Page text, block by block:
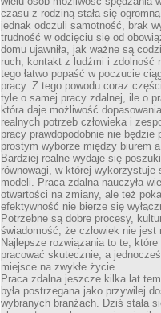
czasu z rodziną stała się
jednak odczuli samotność, brak
trudność w odcięciu się od
domu ujawniła, jak ważne są
ruch, kontakt z ludźmi i zdolność
tego łatwo popaść w poczucie
pracy. Z tego powodu coraz
tyle o samej pracy zdalnej, ile o
która daje możliwość
realnych potrzeb człowieka i
pracy prawdopodobnie nie będzie
prostym wyborze między biurem
Bardziej realne wydaje się
równowagi, w której wykorzystuje
modeli. Praca zdalna nauczyła
otwartości na zmiany, ale też
efektywność nie bierze się
Potrzebne są dobre procesy,
świadomość, że człowiek nie jest
Najlepsze rozwiązania to te, które
pracować skutecznie, a
miejsce na zwykłe życie.
Praca zdalna jeszcze kilka lat
była postrzegana jako przywilej
wybranych branżach. Dziś stała